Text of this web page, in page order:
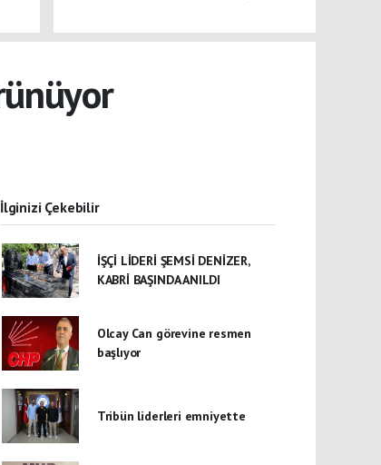
İlginizi Çekebilir
İŞÇİ LİDERİ ŞEMSİ DENİZER,
KABRİ BAŞINDA ANILDI
Olcay Can görevine resmen
başlıyor
Tribün liderleri emniyette